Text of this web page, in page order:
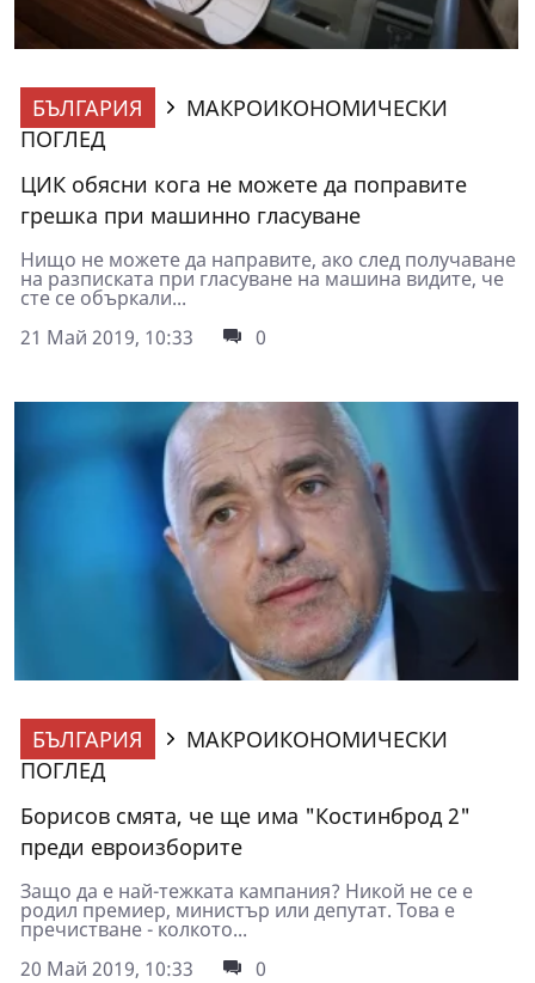
БЪЛГАРИЯ
МАКРОИКОНОМИЧЕСКИ
ПОГЛЕД
ЦИК обясни кога не можете да поправите
грешка при машинно гласуване
Нищо не можете да направите, ако след получаване
на разписката при гласуване на машина видите, че
сте се объркали...
21 Май 2019, 10:33
0
БЪЛГАРИЯ
МАКРОИКОНОМИЧЕСКИ
ПОГЛЕД
Борисов смята, че ще има "Костинброд 2"
преди евроизборите
Защо да е най-тежката кампания? Никой не се е
родил премиер, министър или депутат. Това е
пречистване - колкото...
20 Май 2019, 10:33
0